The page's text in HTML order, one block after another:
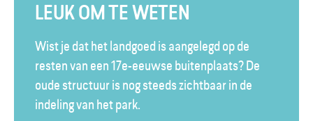
LEUK OM TE WETEN
Wist je dat het landgoed is aangelegd op de
resten van een 17e-eeuwse buitenplaats? De
oude structuur is nog steeds zichtbaar in de
indeling van het park.